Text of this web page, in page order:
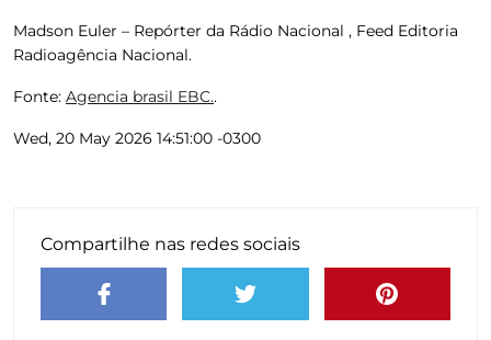
Madson Euler – Repórter da Rádio Nacional , Feed Editoria
Radioagência Nacional.
Fonte: Agencia brasil EBC..
Wed, 20 May 2026 14:51:00 -0300
Compartilhe nas redes sociais